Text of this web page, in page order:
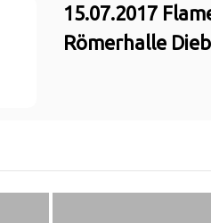
15.07.2017
Römerhalle